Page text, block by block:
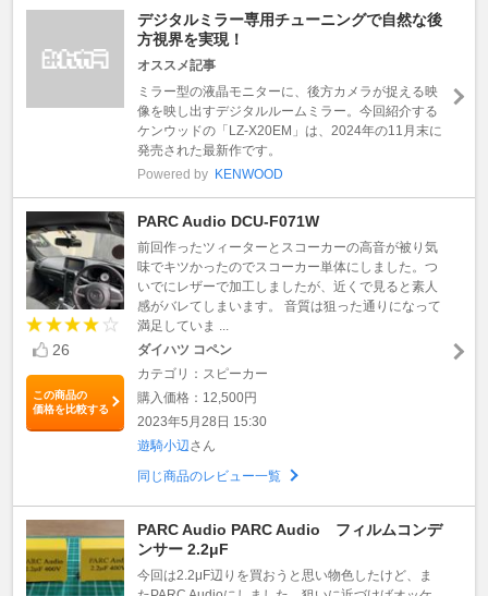
デジタルミラー専用チューニングで自然な後
方視界を実現！
オススメ記事
ミラー型の液晶モニターに、後方カメラが捉える映
像を映し出すデジタルルームミラー。今回紹介する
ケンウッドの「LZ-X20EM」は、2024年の11月末に
発売された最新作です。
Powered by KENWOOD
26
この商品の
価格を比較する
PARC Audio DCU-F071W
前回作ったツィーターとスコーカーの高音が被り気
味でキツかったのでスコーカー単体にしました。つ
いでにレザーで加工しましたが、近くで見ると素人
感がバレてしまいます。 音質は狙った通りになって
満足していま ...
ダイハツ コペン
カテゴリ：スピーカー
購入価格：12,500円
2023年5月28日 15:30
遊騎小辺さん
同じ商品のレビュー一覧
PARC Audio PARC Audio フィルムコンデ
ンサー 2.2μF
今回は2.2μF辺りを買おうと思い物色したけど、ま